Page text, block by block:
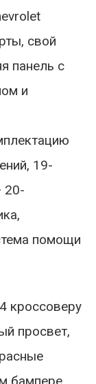
свой
панель с
и
19-
20-
помощи
кроссоверу
просвет,
бампере,